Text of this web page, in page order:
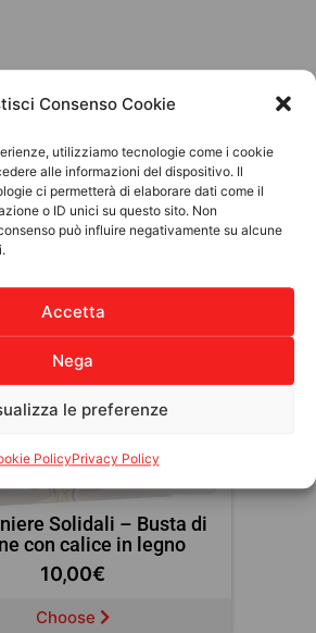
Consenso Cookie
utilizziamo tecnologie come i cookie
alle informazioni del dispositivo. Il
ci permetterà di elaborare dati come il
o ID unici su questo sito. Non
può influire negativamente su alcune
Accetta
Nega
le preferenze
PolicyPrivacy Policy
products
SOLIDALI
Solidali – Busta di
con calice in legno
10,00€
Choose